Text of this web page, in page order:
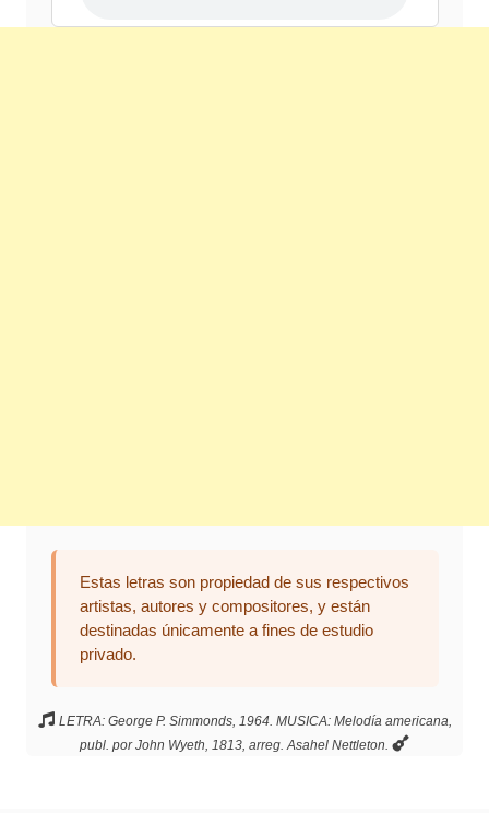
Estas letras son propiedad de sus respectivos
artistas, autores y compositores, y están
destinadas únicamente a fines de estudio
privado.
LETRA: George P. Simmonds, 1964. MUSICA: Melodía americana,
publ. por John Wyeth, 1813, arreg. Asahel Nettleton.